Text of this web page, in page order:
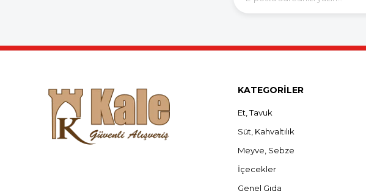
KATEGORİLER
Et, Tavuk
Süt, Kahvaltılık
Meyve, Sebze
İçecekler
Genel Gıda